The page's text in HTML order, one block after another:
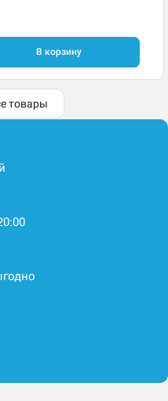
В корзину
товары